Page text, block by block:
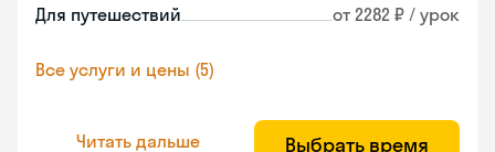
Для путешествий от 2282 ₽ / урок
Все услуги и цены (5)
Читать дальше Выбрать время